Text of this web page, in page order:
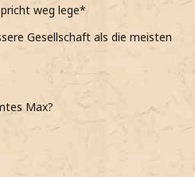
weg lege*
Gesellschaft als die meisten
Max?